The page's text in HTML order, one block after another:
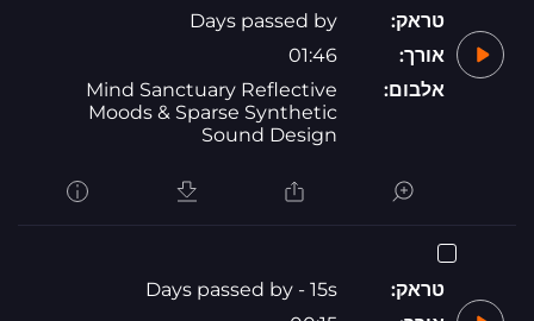
טראק:
Days passed by
אורך:
01:46
אלבום:
Mind Sanctuary Reflective
Moods & Sparse Synthetic
Sound Design
טראק:
Days passed by - 15s